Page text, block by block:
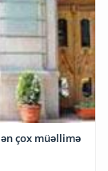
çox müəllimə